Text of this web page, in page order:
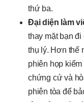
thứ ba.
Đại diện làm
thay mặt bạn
thụ lý. Hơn thế
phiên họp
chứng cứ và
phiên tòa để